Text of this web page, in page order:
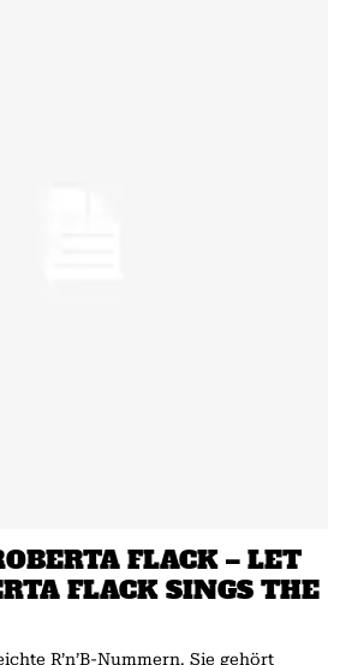
FLACK – LET
FLACK SINGS THE
Nummern. Sie gehört